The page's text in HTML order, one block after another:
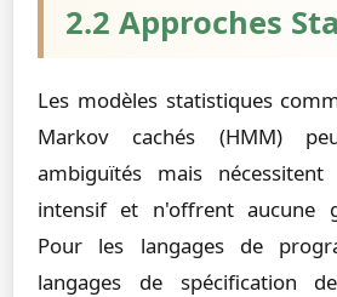
2.2 Approches
Les modèles statistiques
Markov cachés (HMM)
ambiguïtés mais
intensif et n'offrent aucune
Pour les langages de
langages de spécification